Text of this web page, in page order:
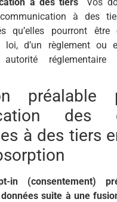
communication à des
qu’elles pourront être
loi, d’un règlement ou
autorité
des
à des tiers
in (consentement)
suite à une